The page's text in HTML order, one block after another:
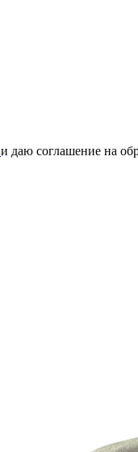
и даю соглашение на